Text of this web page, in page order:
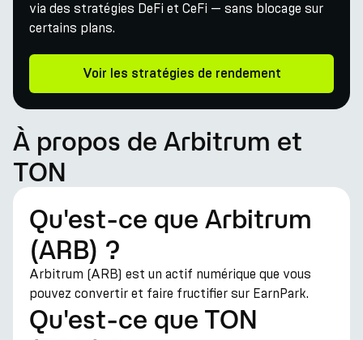
via des stratégies DeFi et CeFi — sans blocage sur
certains plans.
Voir les stratégies de rendement
À propos de Arbitrum et
TON
Qu'est-ce que Arbitrum
(ARB) ?
Arbitrum (ARB) est un actif numérique que vous
pouvez convertir et faire fructifier sur EarnPark.
Qu'est-ce que TON